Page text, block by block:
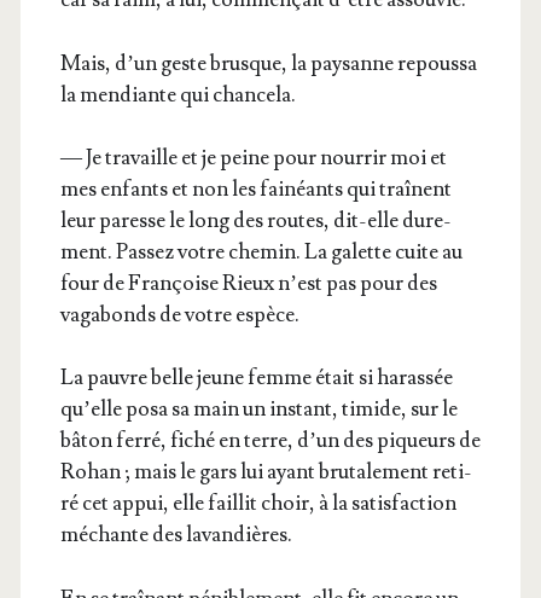
Mais, d’un geste brusque, la pay­sanne repous­sa
la men­diante qui chancela.
— Je tra­vaille et je peine pour nour­rir moi et
mes enfants et non les fai­néants qui traînent
leur paresse le long des routes, dit-elle dure­
ment. Pas­sez votre che­min. La galette cuite au
four de Fran­çoise Rieux n’est pas pour des
vaga­bonds de votre espèce.
La pauvre belle jeune femme était si haras­sée
qu’elle posa sa main un ins­tant, timide, sur le
bâton fer­ré, fiché en terre, d’un des piqueurs de
Rohan ; mais le gars lui ayant bru­ta­le­ment reti­
ré cet appui, elle faillit choir, à la satis­fac­tion
méchante des lavandières.